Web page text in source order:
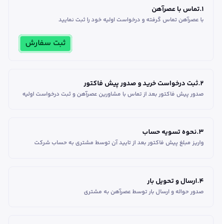
1
.تماس با عصرآهن
با عصرآهن تماس گرفته و درخواست اولیه خود را ثبت نمایید
ثبت سفارش
2
.ثبت درخواست خرید و صدور پیش فاکتور
صدور پیش فاکتور بعد از تماس با مشاورین عصر‌آهن و ثبت درخواست اولیه
3
.نحوه تسویه حساب
واریز مبلغ پیش فاکتور بعد از تایید آن توسط مشتری به حساب شرکت
4
.ارسال و تحویل بار
صدور حواله و ارسال بار توسط عصرآهن به مشتری